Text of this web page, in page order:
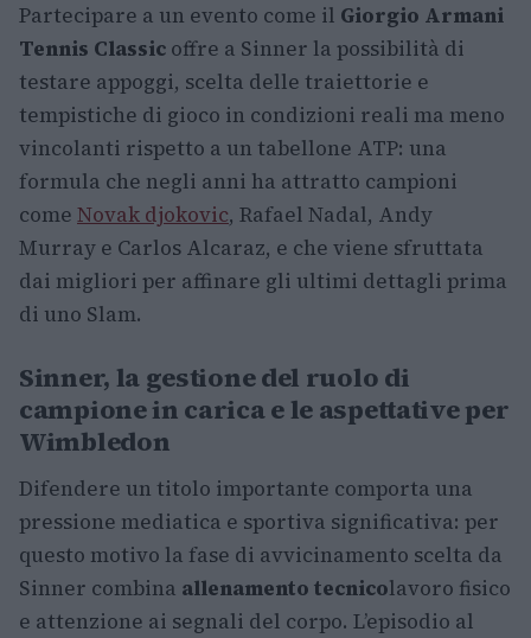
Partecipare a un evento come il Giorgio Armani
Tennis Classic offre a Sinner la possibilità di
testare appoggi, scelta delle traiettorie e
tempistiche di gioco in condizioni reali ma meno
vincolanti rispetto a un tabellone ATP: una
formula che negli anni ha attratto campioni
come Novak djokovic, Rafael Nadal, Andy
Murray e Carlos Alcaraz, e che viene sfruttata
dai migliori per affinare gli ultimi dettagli prima
di uno Slam.
Sinner, la gestione del ruolo di
campione in carica e le aspettative per
Wimbledon
Difendere un titolo importante comporta una
pressione mediatica e sportiva significativa: per
questo motivo la fase di avvicinamento scelta da
Sinner combina allenamento tecnicolavoro fisico
e attenzione ai segnali del corpo. L’episodio al